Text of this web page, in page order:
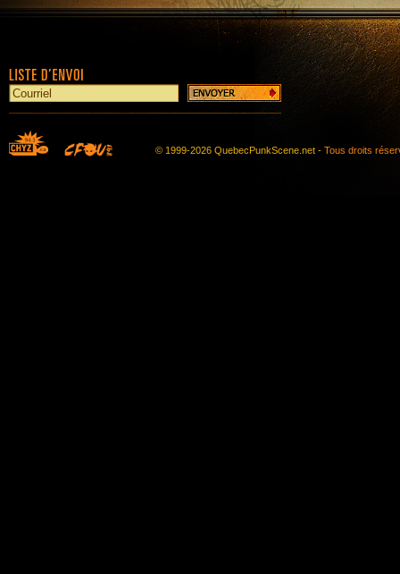
© 1999-2026 QuebecPunkScene.net - Tous droits